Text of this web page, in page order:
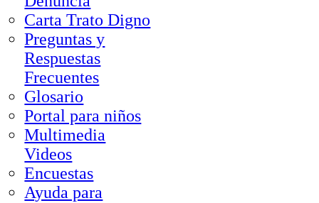
Carta Trato Digno
Preguntas y
Respuestas
Frecuentes
Glosario
Portal para niños
Multimedia
Videos
Encuestas
Ayuda para